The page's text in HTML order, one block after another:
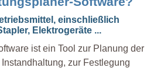
einschließlich
Elektrogeräte ...
ist ein Tool zur Planung der
zur Festlegung